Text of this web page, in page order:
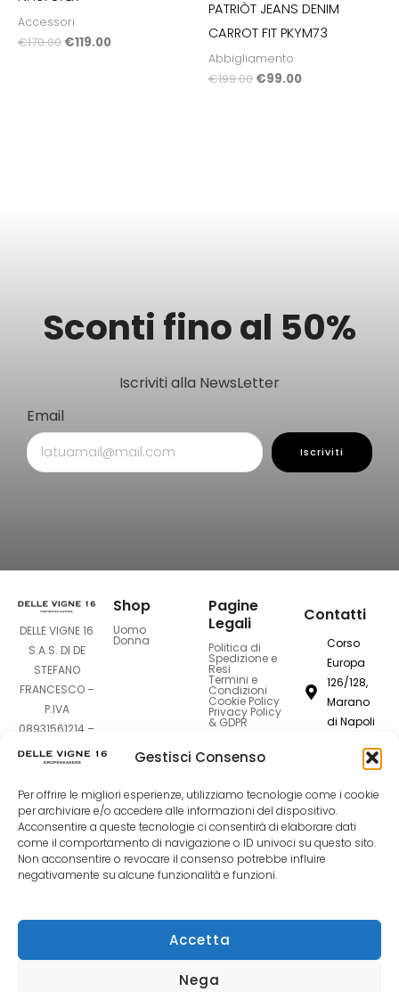
Gestisci Consenso
Per offrire le migliori esperienze, utilizziamo tecnologie come i cookie
per archiviare e/o accedere alle informazioni del dispositivo.
Acconsentire a queste tecnologie ci consentirà di elaborare dati
come il comportamento di navigazione o ID univoci su questo sito.
Non acconsentire o revocare il consenso potrebbe influire
negativamente su alcune funzionalità e funzioni.
Accetta
Nega
Accessori
€170.00 €119.00
PATRIÒT JEANS DENIM
CARROT FIT PKYM73
Abbigliamento
€199.00 €99.00
Sconti fino al 50%
Iscriviti alla NewsLetter
Email
Iscriviti
DELLE VIGNE 16
S.A.S. DI DE
STEFANO
FRANCESCO –
P.IVA
08931561214 –
Sede Legale:
Corso Europa
126-128 –
80016 Marano
di Napoli (NA)
F
a
c
I
n
s
T
i
k
Shop
Uomo
Donna
Pagine
Legali
Politica di
Spedizione e
Resi
Termini e
Condizioni
Cookie Policy
Privacy Policy
& GDPR
Contatti
Corso
Europa
126/128,
Marano
di Napoli
081
7420994